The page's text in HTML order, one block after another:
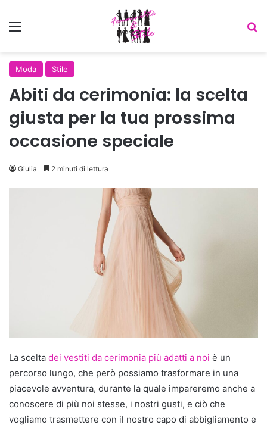
Menu
Moda Stile
Abiti da cerimonia: la scelta
giusta per la tua prossima
occasione speciale
Giulia 2 minuti di lettura
La scelta dei vestiti da cerimonia più adatti a noi è un
percorso lungo, che però possiamo trasformare in una
piacevole avventura, durante la quale impareremo anche a
conoscere di più noi stesse, i nostri gusti, e ciò che
vogliamo trasmettere con il nostro capo di abbigliamento e